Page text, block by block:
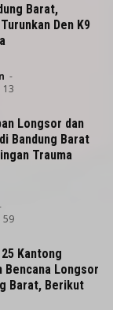
Barat,
Den K9
-
13
Longsor dan
Bandung Barat
Trauma
59
Kantong
Bencana Longsor
Barat, Berikut